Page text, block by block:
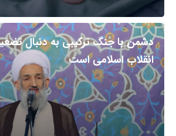
دشمن با جنگ ترکیبی به دنبال
انقلاب اسلامی است